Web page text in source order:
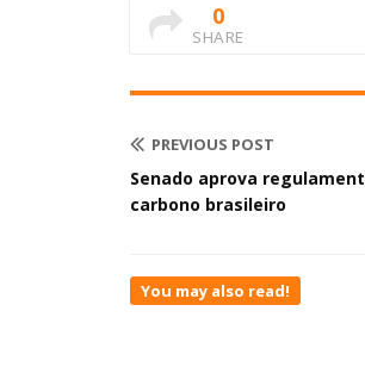
0
SHARE
PREVIOUS POST
Senado aprova
carbono brasileiro
You may also read!